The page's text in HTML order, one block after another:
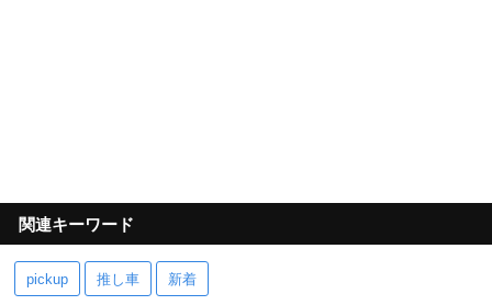
関連キーワード
pickup 推し車 新着